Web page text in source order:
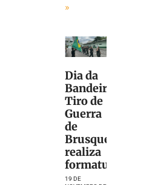
»
Dia da
Bandeira:
Tiro de
Guerra
de
Brusque
realiza
formatura
19 DE